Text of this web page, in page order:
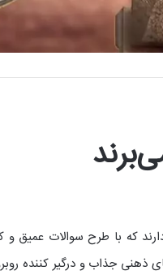
که با طرح سوالات عمیق
جذاب و درگیر کننده